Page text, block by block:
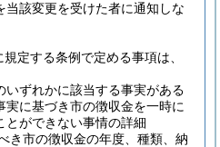
当該変更を受けた者に通知しな
定する条例で定める事項は、
いずれかに該当する事実がある
実に基づき市の徴収金を一時に
とができない事情の詳細
き市の徴収金の年度、種類、納